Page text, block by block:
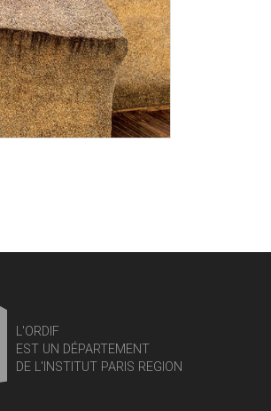
L'ORDIF
EST UN DÉPARTEMENT
DE L'INSTITUT PARIS REGION